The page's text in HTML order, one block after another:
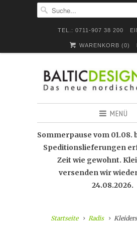
TEL.: 0711-907 38 200
WARENKORB (0)
MENÜ
Sommerpause vom 01.08.
Speditionslieferungen
Zeit wie gewohnt.
versenden wir
24.08.2026.
Startseite Radis